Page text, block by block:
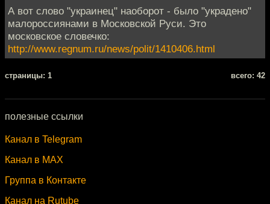
А вот слово "украинец" наоборот - было "украдено"
малороссиянами в Московской Руси. Это
московское словечко:
http://www.regnum.ru/news/polit/1410406.html
cтраницы: 1 всего: 42
полезные ссылки
Канал в Telegram
Канал в MAX
Группа в Контакте
Канал на Rutube